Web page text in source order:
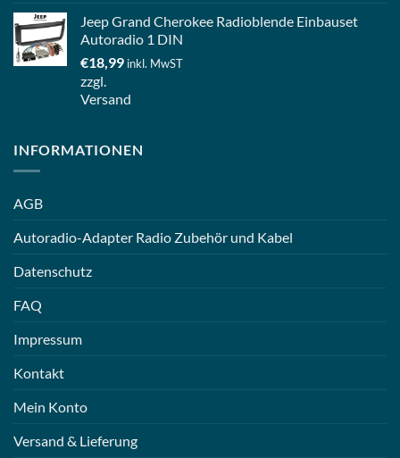
Jeep Grand Cherokee Radioblende Einbauset
Autoradio 1 DIN
€18,99 inkl. MwST
zzgl.
Versand
INFORMATIONEN
AGB
Autoradio-Adapter Radio Zubehör und Kabel
Datenschutz
FAQ
Impressum
Kontakt
Mein Konto
Versand & Lieferung